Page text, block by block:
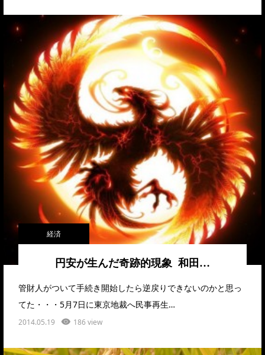
経済
円安が生んだ奇跡的現象 和田…
管財人がついて手続き開始したら逆戻りできないのかと思っ
てた・・・5月7日に東京地裁へ民事再生…
2014.05.19 186 view